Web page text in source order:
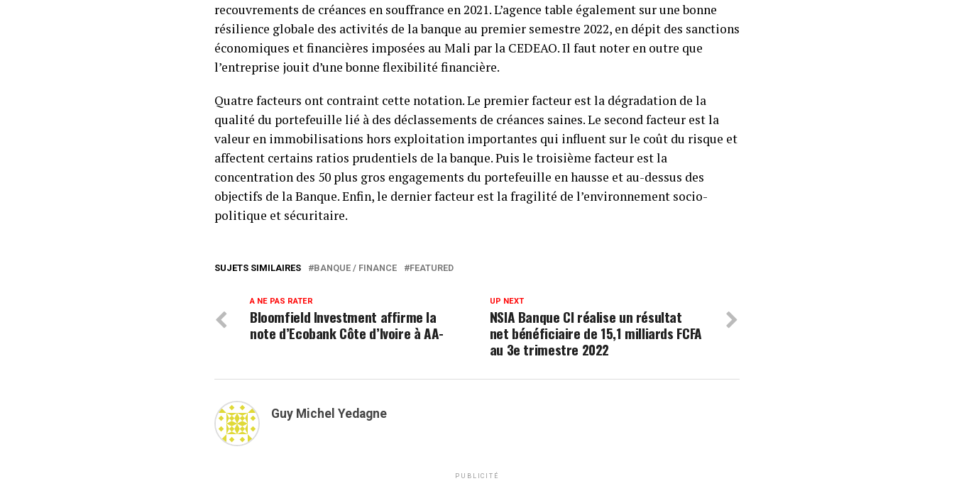
recouvrements de créances en souffrance en 2021. L’agence table également sur une bonne
résilience globale des activités de la banque au premier semestre 2022, en dépit des sanctions
économiques et financières imposées au Mali par la CEDEAO. Il faut noter en outre que
l’entreprise jouit d’une bonne flexibilité financière.
Quatre facteurs ont contraint cette notation. Le premier facteur est la dégradation de la
qualité du portefeuille lié à des déclassements de créances saines. Le second facteur est la
valeur en immobilisations hors exploitation importantes qui influent sur le coût du risque et
affectent certains ratios prudentiels de la banque. Puis le troisième facteur est la
concentration des 50 plus gros engagements du portefeuille en hausse et au-dessus des
objectifs de la Banque. Enfin, le dernier facteur est la fragilité de l’environnement socio-
politique et sécuritaire.
SUJETS SIMILAIRES BANQUE / FINANCE FEATURED
UP NEXT
NSIA Banque CI réalise un résultat
net bénéficiaire de 15,1 milliards FCFA
au 3e trimestre 2022
A NE PAS RATER
Bloomfield Investment affirme la
note d’Ecobank Côte d’Ivoire à AA-
Guy Michel Yedagne
PUBLICITÉ